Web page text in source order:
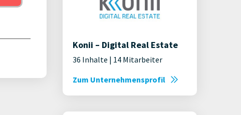
Konii – Digital Real Estate
36 Inhalte | 14 Mitarbeiter
Zum Unternehmensprofil